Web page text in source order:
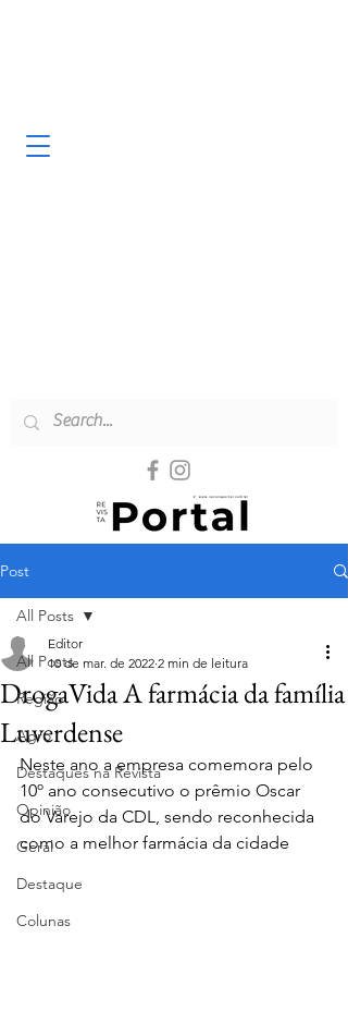
Post
All Posts
Região
Agro
Destaques na Revista
Opinião
Geral
Destaque
Colunas
All Posts
DrogaVida A farmácia da família
Luverdense
Editor
10 de mar. de 2022 2 min de leitura
Neste ano a empresa comemora pelo
10º ano consecutivo o prêmio Oscar
do Varejo da CDL, sendo reconhecida
como a melhor farmácia da cidade